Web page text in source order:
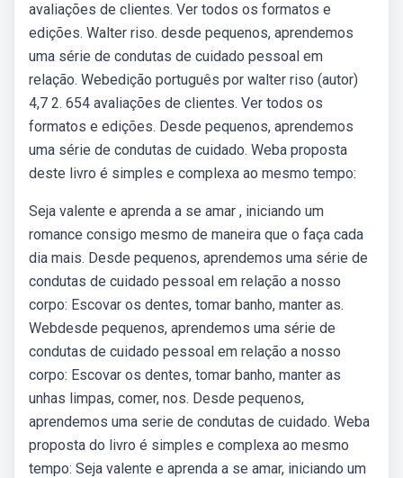
avaliações de clientes. Ver todos os formatos e
edições. Walter riso. desde pequenos, aprendemos
uma série de condutas de cuidado pessoal em
relação. Webedição português por walter riso (autor)
4,7 2. 654 avaliações de clientes. Ver todos os
formatos e edições. Desde pequenos, aprendemos
uma série de condutas de cuidado. Weba proposta
deste livro é simples e complexa ao mesmo tempo:
Seja valente e aprenda a se amar , iniciando um
romance consigo mesmo de maneira que o faça cada
dia mais. Desde pequenos, aprendemos uma série de
condutas de cuidado pessoal em relação a nosso
corpo: Escovar os dentes, tomar banho, manter as.
Webdesde pequenos, aprendemos uma série de
condutas de cuidado pessoal em relação a nosso
corpo: Escovar os dentes, tomar banho, manter as
unhas limpas, comer, nos. Desde pequenos,
aprendemos uma serie de condutas de cuidado. Weba
proposta do livro é simples e complexa ao mesmo
tempo: Seja valente e aprenda a se amar, iniciando um